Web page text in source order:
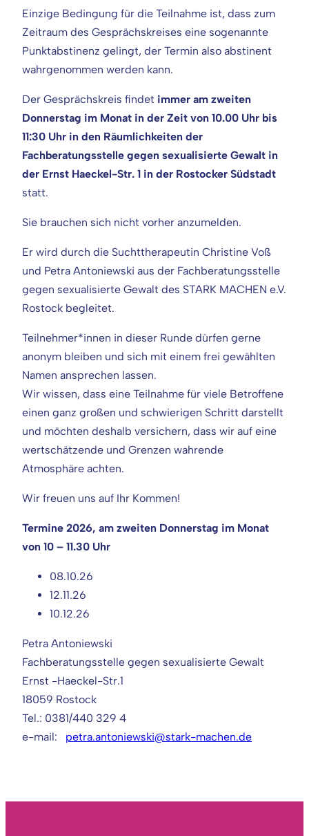
Einzige Bedingung für die Teilnahme ist, dass zum
Zeitraum des Gesprächskreises eine sogenannte
Punktabstinenz gelingt, der Termin also abstinent
wahrgenommen werden kann.
Der Gesprächskreis findet immer am zweiten
Donnerstag im Monat in der Zeit von 10.00 Uhr bis
11:30 Uhr in den Räumlichkeiten der
Fachberatungsstelle gegen sexualisierte Gewalt in
der Ernst Haeckel-Str. 1 in der Rostocker Südstadt
statt.
Sie brauchen sich nicht vorher anzumelden.
Er wird durch die Suchttherapeutin Christine Voß
und Petra Antoniewski aus der Fachberatungsstelle
gegen sexualisierte Gewalt des STARK MACHEN e.V.
Rostock begleitet.
Teilnehmer*innen in dieser Runde dürfen gerne
anonym bleiben und sich mit einem frei gewählten
Namen ansprechen lassen.
Wir wissen, dass eine Teilnahme für viele Betroffene
einen ganz großen und schwierigen Schritt darstellt
und möchten deshalb versichern, dass wir auf eine
wertschätzende und Grenzen wahrende
Atmosphäre achten.
Wir freuen uns auf Ihr Kommen!
Termine 2026, am zweiten Donnerstag im Monat
von 10 – 11.30 Uhr
08.10.26
12.11.26
10.12.26
Petra Antoniewski
Fachberatungsstelle gegen sexualisierte Gewalt
Ernst -Haeckel-Str.1
18059 Rostock
Tel.: 0381/440 329 4
e-mail: petra.antoniewski@stark-machen.de